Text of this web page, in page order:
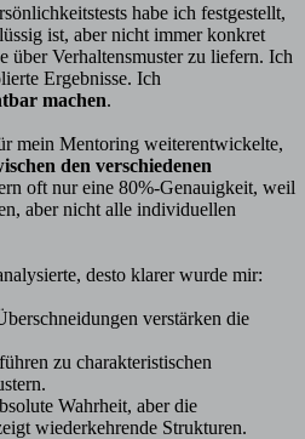
habe ich festgestellt,
ist, aber nicht immer konkret
über Verhaltensmuster zu liefern. Ich
Ergebnisse. Ich
machen.
mein Mentoring weiterentwickelte,
den verschiedenen
oft nur eine 80%-Genauigkeit, weil
aber nicht alle individuellen
desto klarer wurde mir:
verstärken die
zu charakteristischen
Wahrheit, aber die
wiederkehrende Strukturen.